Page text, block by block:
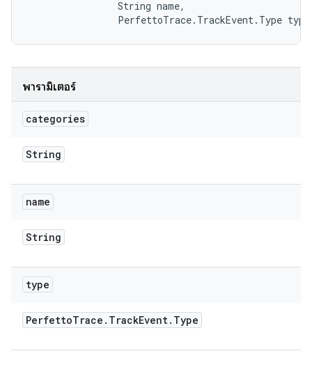
                String name,
PerfettoTrace.TrackEvent.Type
พารามิเตอร์
categories
String
name
String
type
PerfettoTrace . TrackEvent. Type